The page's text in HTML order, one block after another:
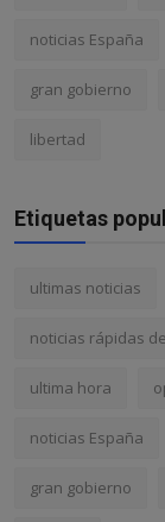
noticias España
gran gobierno
libertad
Etiquetas
ultimas noticias
noticias rápidas
ultima hora
noticias España
gran gobierno